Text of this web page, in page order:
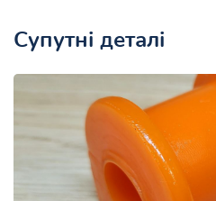
Супутні деталі